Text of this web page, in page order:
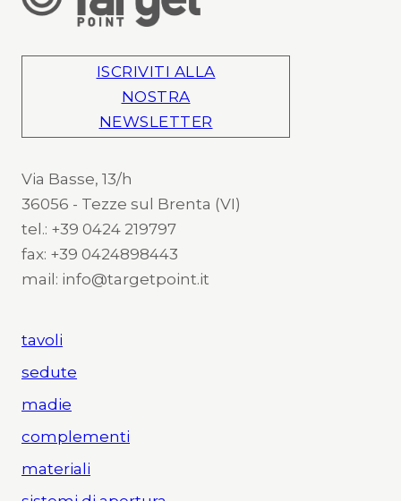
ISCRIVITI ALLA
NOSTRA
NEWSLETTER
Via Basse, 13/h
36056 - Tezze sul Brenta (VI)
tel.: +39 0424 219797
fax: +39 0424898443
mail: info@targetpoint.it
tavoli
sedute
madie
complementi
materiali